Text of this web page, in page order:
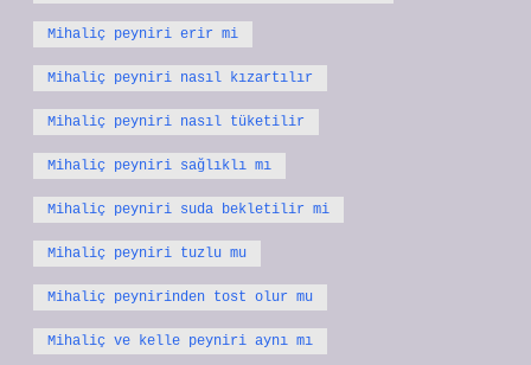
Mihaliç peyniri erir mi
Mihaliç peyniri nasıl kızartılır
Mihaliç peyniri nasıl tüketilir
Mihaliç peyniri sağlıklı mı
Mihaliç peyniri suda bekletilir mi
Mihaliç peyniri tuzlu mu
Mihaliç peynirinden tost olur mu
Mihaliç ve kelle peyniri aynı mı